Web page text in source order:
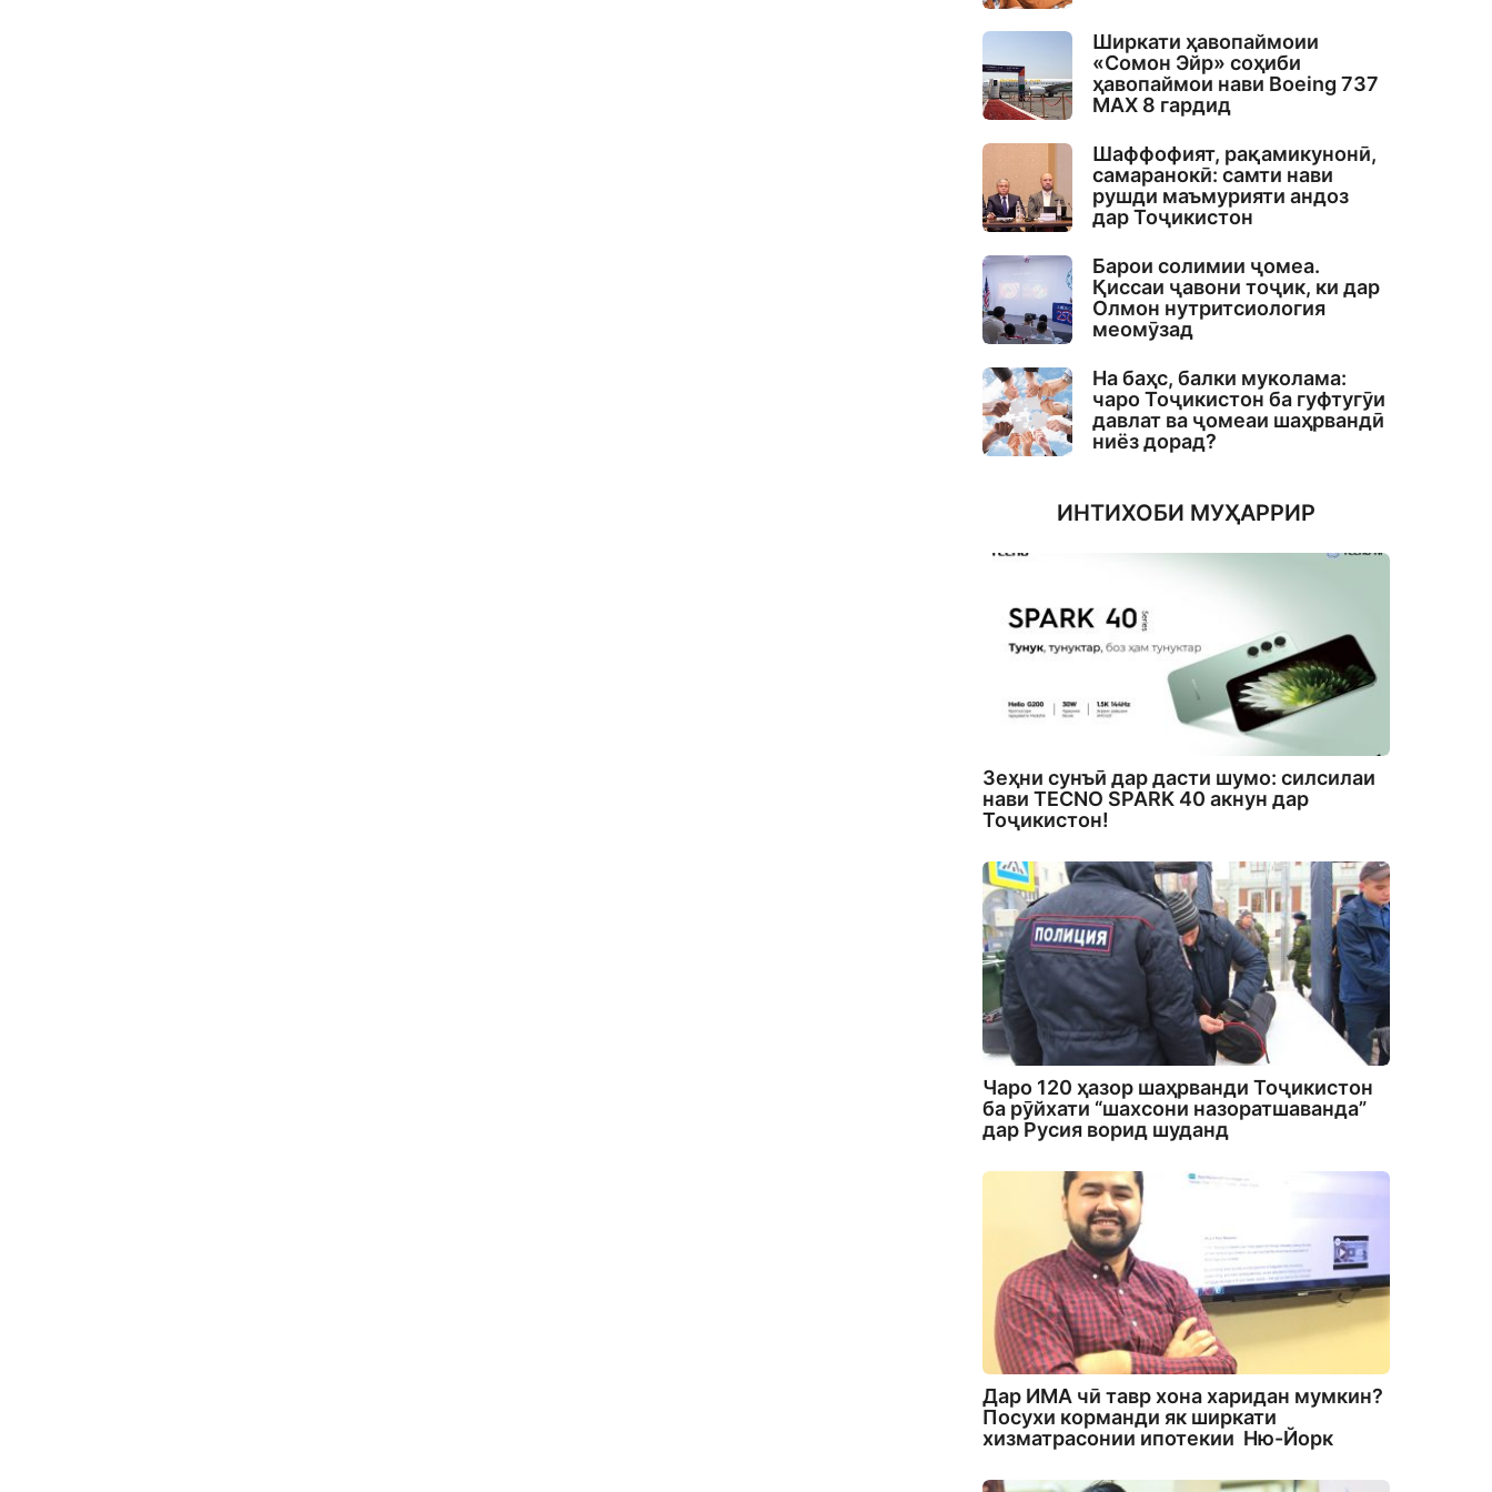
Ширкати ҳавопаймоии
«Сомон Эйр» соҳиби
ҳавопаймои нави Boeing 737
MAX 8 гардид
Шаффофият, рақамикунонӣ,
самаранокӣ: самти нави
рушди маъмурияти андоз
дар Тоҷикистон
Барои солимии ҷомеа.
Қиссаи ҷавони тоҷик, ки дар
Олмон нутритсиология
меомӯзад
На баҳс, балки муколама:
чаро Тоҷикистон ба гуфтугӯи
давлат ва ҷомеаи шаҳрвандӣ
ниёз дорад?
ИНТИХОБИ МУҲАРРИР
Зеҳни сунъӣ дар дасти шумо: силсилаи
нави TECNO SPARK 40 акнун дар
Тоҷикистон!
Чаро 120 ҳазор шаҳрванди Тоҷикистон
ба рӯйхати “шахсони назоратшаванда”
дар Русия ворид шуданд
Дар ИМА чӣ тавр хона харидан мумкин?
Посухи корманди як ширкати
хизматрасонии ипотекии Ню-Йорк